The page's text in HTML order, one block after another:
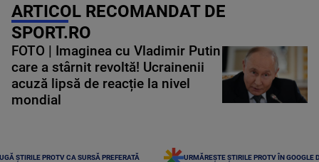
ARTICOL RECOMANDAT DE
SPORT.RO
FOTO | Imaginea cu Vladimir Putin
care a stârnit revoltă! Ucrainenii
acuză lipsă de reacție la nivel
mondial
ȘTIRILE PROTV CA SURSĂ PREFERATĂ URMĂREȘTE ȘTIRILE PROTV ÎN GOOGLE